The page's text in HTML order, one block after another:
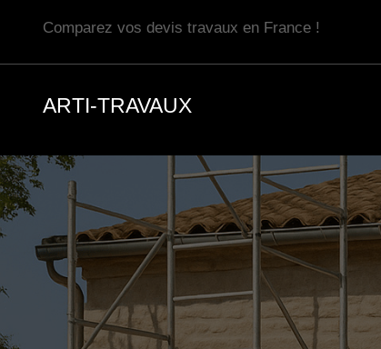
Comparez vos devis travaux en France !
ARTI-TRAVAUX